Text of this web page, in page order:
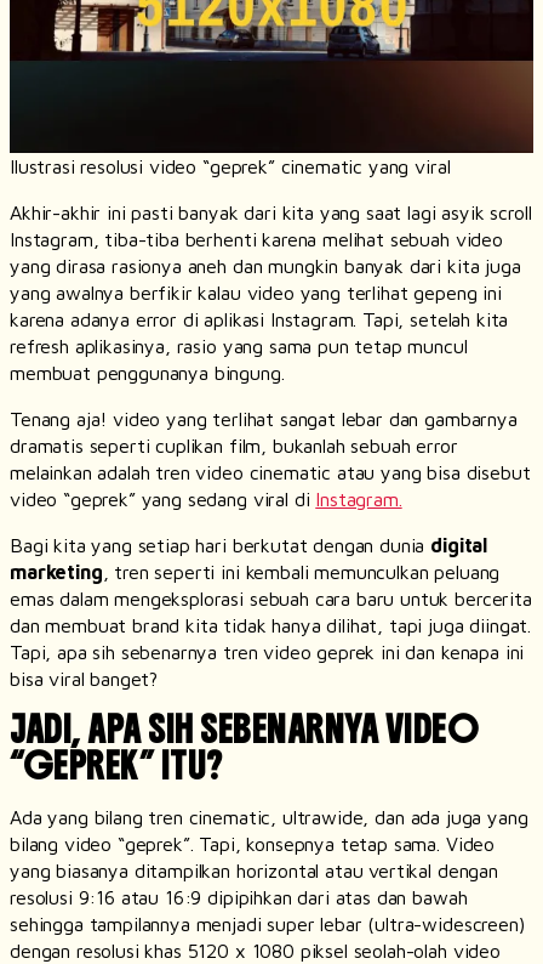
Ilustrasi resolusi video “geprek” cinematic yang viral
Akhir-akhir ini pasti banyak dari kita yang saat lagi asyikscroll
Instagram, tiba-tiba berhenti karena melihat sebuah video
yang dirasa rasionya aneh dan mungkin banyak dari kita juga
yang awalnya berfikir kalau video yang terlihat gepeng ini
karena adanya error di aplikasi Instagram. Tapi, setelah kita
refresh aplikasinya, rasio yang sama pun tetap muncul
membuat penggunanya bingung.
Tenang aja! video yang terlihat sangat lebar dan gambarnya
dramatis seperti cuplikan film, bukanlah sebuaherror
melainkan adalah tren video cinematic atau yang bisa disebut
video “geprek” yang sedang viral di Instagram.
Bagi kita yang setiap hari berkutat dengan dunia digital
marketing , tren seperti ini kembali memunculkan peluang
emas dalam mengeksplorasi sebuah cara baru untuk bercerita
dan membuat brand kita tidak hanya dilihat, tapi juga diingat.
Tapi, apa sih sebenarnya tren video geprek ini dan kenapa ini
bisa viral banget?
JADI, APA SIH SEBENARNYA VIDEO
“GEPREK” ITU?
Ada yang bilang tren cinematic ultrawide , dan ada juga yang
bilang video “geprek”. Tapi, konsepnya tetap sama. Video
yang biasanya ditampilkan horizontal atau vertikal dengan
resolusi 9:16 atau 16:9 dipipihkan dari atas dan bawah
sehingga tampilannya menjadi super lebar (ultra-widescreen)
dengan resolusi khas 5120 x 1080 piksel seolah-olah video